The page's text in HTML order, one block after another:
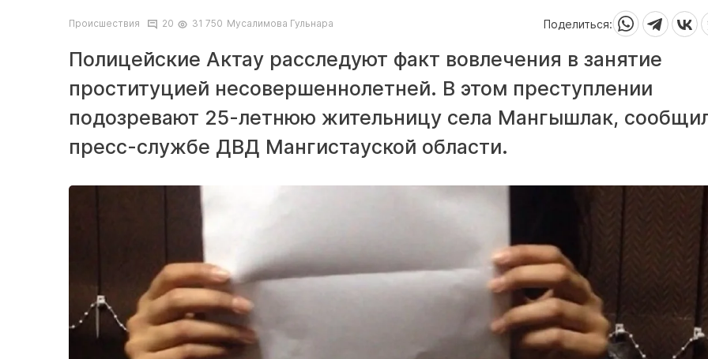
Происшествия 20 31 750 Мусалимова Гульнара Поделиться:
Полицейские Актау расследуют факт вовлечения в занятие
проституцией несовершеннолетней. В этом преступлении
подозревают 25-летнюю жительницу села Мангышлак,
пресс-службе ДВД Мангистауской области.